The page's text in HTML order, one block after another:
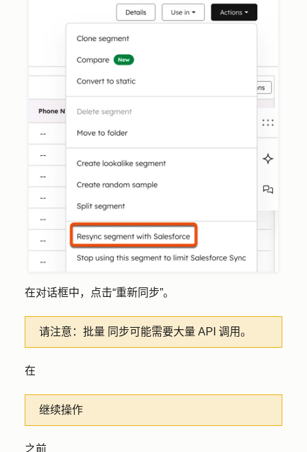
在对话框中，点击“重新同步”。
请注意：批量 同步可能需要大量 API 调用。
在
继续操作
之前